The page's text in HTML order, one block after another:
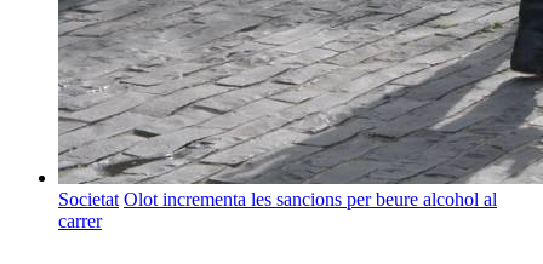
Societat Olot incrementa les sancions per beure alcohol al
carrer